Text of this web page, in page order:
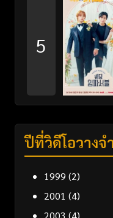
5
ปีที่วิดีโอวางจ
1999 (2)
2001 (4)
2003 (4)